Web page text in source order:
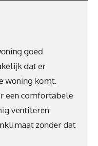
goed
dat er
woning komt.
een comfortabele
ventileren
zonder dat